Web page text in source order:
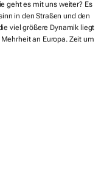
geht es mit uns weiter? Es
in den Straßen und den
viel größere Dynamik liegt
an Europa. Zeit um